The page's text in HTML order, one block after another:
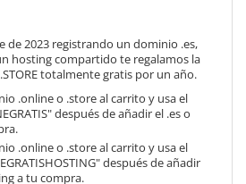
de 2023 registrando un dominio .es,
hosting compartido te regalamos la
totalmente gratis por un año.
.online o .store al carrito y usa el
después de añadir el .es o
.online o .store al carrito y usa el
después de añadir
a tu compra.